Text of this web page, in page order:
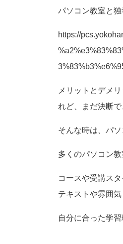
パソコン教室と
https://
メリットとデメ
れど、まだ決断
そんな時は、パ
多くのパソコン
コースや受講ス
テキストや雰囲
自分に合った学